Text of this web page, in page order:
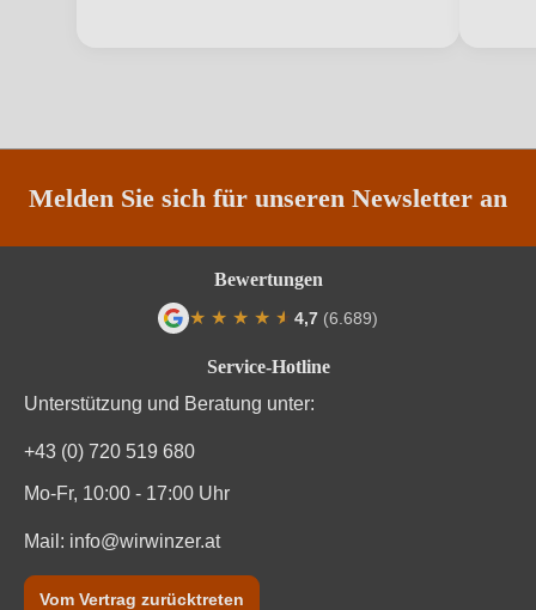
Melden Sie sich für unseren Newsletter an
Service-Hotline
Unterstützung und Beratung unter:
+43 (0) 720 519 680
Mo-Fr, 10:00 - 17:00 Uhr
Mail: info@wirwinzer.at
Vom Vertrag zurücktreten
Bewertungen
★ ★ ★ ★ ★
★ 4,7 (6.689)